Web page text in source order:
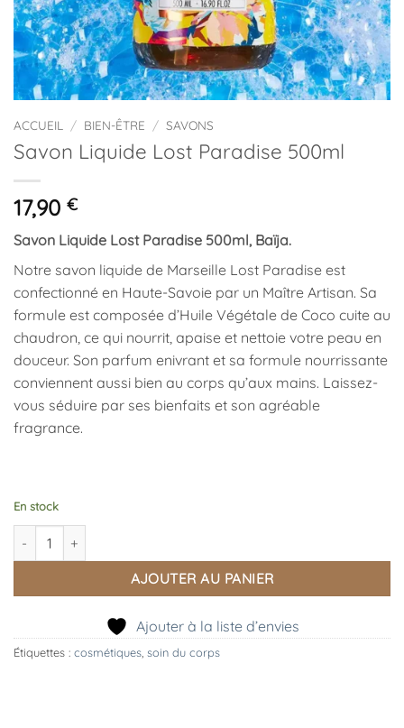
ACCUEIL / BIEN-ÊTRE / SAVONS
Savon Liquide Lost Paradise 500ml
17,90 €
Savon Liquide Lost Paradise 500ml, Baïja.
Notre savon liquide de Marseille Lost Paradise est
confectionné en Haute-Savoie par un Maître Artisan. Sa
formule est composée d’Huile Végétale de Coco cuite au
chaudron, ce qui nourrit, apaise et nettoie votre peau en
douceur. Son parfum enivrant et sa formule nourrissante
conviennent aussi bien au corps qu’aux mains. Laissez-
vous séduire par ses bienfaits et son agréable
fragrance.
En stock
quantité de Savon Liquide Lost Paradise 500ml
AJOUTER AU PANIER
Ajouter à la liste d’envies
Étiquettes : cosmétiques soin du corps